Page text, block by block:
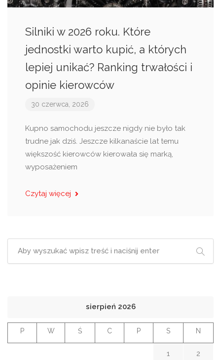
Silniki w 2026 roku. Które
jednostki warto kupić, a których
lepiej unikać? Ranking trwałości i
opinie kierowców
30 czerwca, 2026
Kupno samochodu jeszcze nigdy nie było tak
trudne jak dziś. Jeszcze kilkanaście lat temu
większość kierowców kierowała się marką,
wyposażeniem
Czytaj więcej
sierpień 2026
P W Ś C P S N
1 2